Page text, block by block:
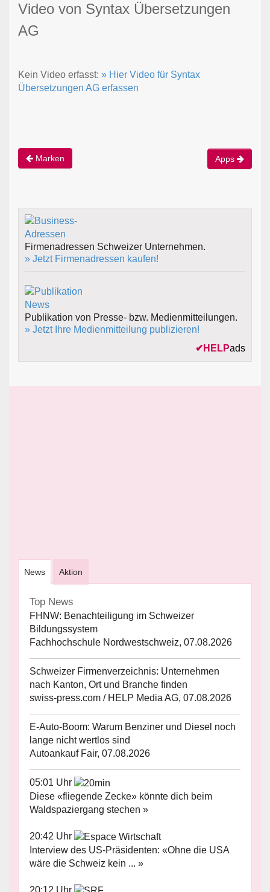
Video von Syntax Übersetzungen
AG
Kein Video erfasst: » Hier Video für Syntax
Übersetzungen AG erfassen
Marken Apps
Firmenadressen Schweizer Unternehmen.
» Jetzt Firmenadressen kaufen!
Publikation von Presse- bzw. Medienmitteilungen.
» Jetzt Ihre Medienmitteilung publizieren!
✔ HELPads
News Aktion
Top News
FHNW: Benachteiligung im Schweizer
Bildungssystem
Fachhochschule Nordwestschweiz, 07.08.2026
Schweizer Firmenverzeichnis: Unternehmen
nach Kanton, Ort und Branche finden
swiss-press.com / HELP Media AG, 07.08.2026
E-Auto-Boom: Warum Benziner und Diesel noch
lange nicht wertlos sind
Autoankauf Fair, 07.08.2026
05:01 Uhr
Diese «fliegende Zecke» könnte dich beim
Waldspaziergang stechen »
20:42 Uhr
Interview des US-Präsidenten: «Ohne die USA
wäre die Schweiz kein ... »
20:12 Uhr